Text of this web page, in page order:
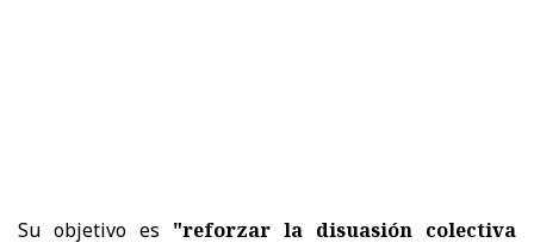
Su objetivo es "reforzar la disuasión colectiva